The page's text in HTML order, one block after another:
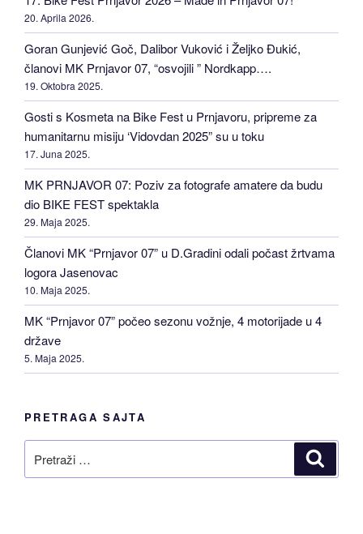
20. Aprila 2026.
Goran Gunjević Goč, Dalibor Vuković i Željko Đukić,
članovi MK Prnjavor 07, “osvojili ” Nordkapp….
19. Oktobra 2025.
Gosti s Kosmeta na Bike Fest u Prnjavoru, pripreme za
humanitarnu misiju ‘Vidovdan 2025” su u toku
17. Juna 2025.
MK PRNJAVOR 07: Poziv za fotografe amatere da budu
dio BIKE FEST spektakla
29. Maja 2025.
Članovi MK “Prnjavor 07” u D.Gradini odali počast žrtvama
logora Jasenovac
10. Maja 2025.
MK “Prnjavor 07” počeo sezonu vožnje, 4 motorijade u 4
države
5. Maja 2025.
PRETRAGA SAJTA